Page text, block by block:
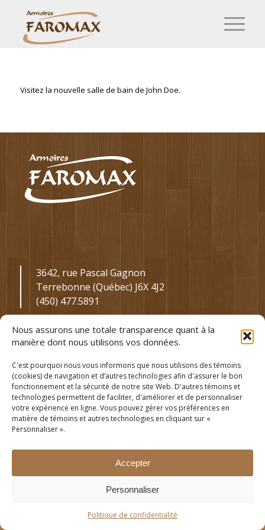
Nous assurons une totale transparence quant à la
manière dont nous utilisons vos données.
C'est pourquoi nous vous informons que nous utilisons des témoins
(cookies) de navigation et d’autres technologies afin d'assurer le bon
fonctionnement et la sécurité de notre site Web. D'autres témoins et
technologies permettent de faciliter, d'améliorer et de personnaliser
votre expérience en ligne. Vous pouvez gérer vos préférences en
matière de témoins et autres technologies en cliquant sur «
Personnaliser ».
Accepter
Personnaliser
Politique de confidentialité
Visitez la nouvelle salle de bain de John Doe.
3642, rue Pascal Gagnon
Terrebonne (Québec) J6X 4J2
(450) 477.5891
© Tous droits réservés - FAROMAX -Politique de confidentialité